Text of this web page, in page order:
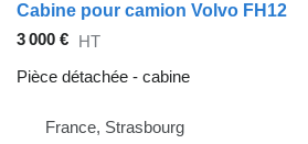
Cabine pour camion Volvo FH12
3 000 € HT
Pièce détachée - cabine
France, Strasbourg